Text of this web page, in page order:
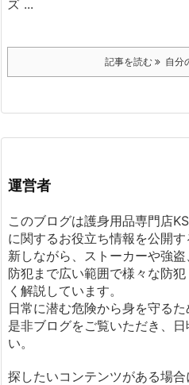
ズ ...
記事を読む 自分
運営者
このブログは護身用品専門店
に関するお役立ち情報を公開
新しながら、ストーカーや強
防犯まで広い範囲で様々な防
く解説しています。
日常に潜む危険から身を守るた
是非ブログをご覧いただき、
い。
探したいコンテンツがある場